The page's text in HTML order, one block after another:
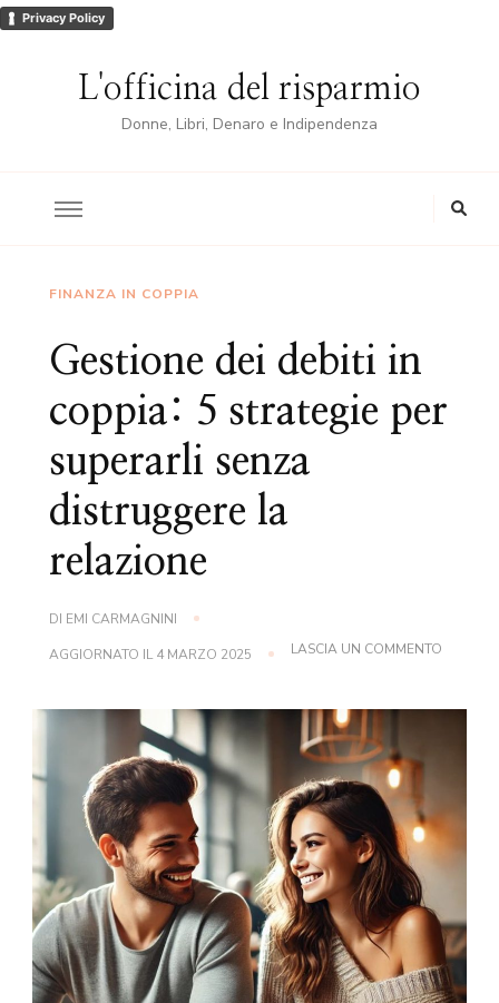
Privacy Policy
L'officina del risparmio
Donne, Libri, Denaro e Indipendenza
FINANZA IN COPPIA
Gestione dei debiti in
coppia: 5 strategie per
superarli senza
distruggere la
relazione
DI EMI CARMAGNINI
AGGIORNATO IL4 MARZO 2025 LASCIA UN COMMENTO